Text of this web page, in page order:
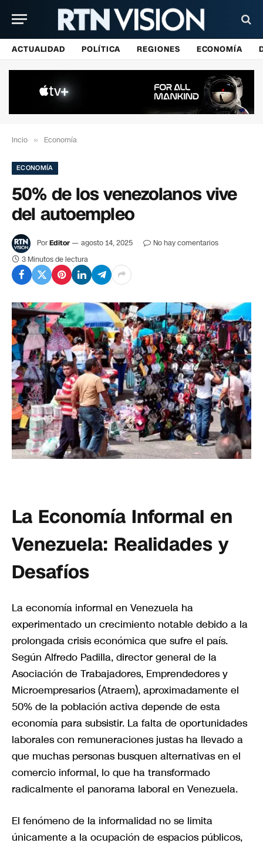
ACTUALIDAD POLÍTICA REGIONES ECONOMÍA
Incio » Economía
ECONOMÍA
50% de los venezolanos vive
del autoempleo
PorEditor agosto 14, 2025
No hay comentarios
3 Minutos de lectura
La Economía Informal en
Venezuela: Realidades y
Desafíos
La economía informal en Venezuela ha
experimentado un crecimiento notable debido a la
prolongada crisis económica que sufre el país.
Según Alfredo Padilla, director general de la
Asociación de Trabajadores, Emprendedores y
Microempresarios (Atraem), aproximadamente el
50% de la población activa depende de esta
economía para subsistir. La falta de oportunidades
laborales con remuneraciones justas ha llevado a
que muchas personas busquen alternativas en el
comercio informal, lo que ha transformado
radicalmente el panorama laboral en Venezuela.
El fenómeno de la informalidad no se limita
únicamente a la ocupación de espacios públicos,